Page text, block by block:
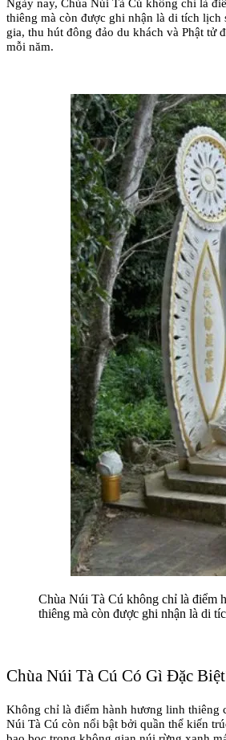
Ngày nay, Chùa Núi Tà Cú không chỉ là
thiêng mà còn được ghi nhận là di tích lịch
gia, thu hút đông đảo du khách và Phật tử
mỗi năm.
Chùa Núi Tà Cú không chỉ là điểm
thiêng mà còn được ghi nhận là di
Chùa Núi Tà Cú Có Gì Đặc
Không chỉ là điểm hành hương linh thiêng
Núi Tà Cú còn nổi bật bởi quần thể kiến